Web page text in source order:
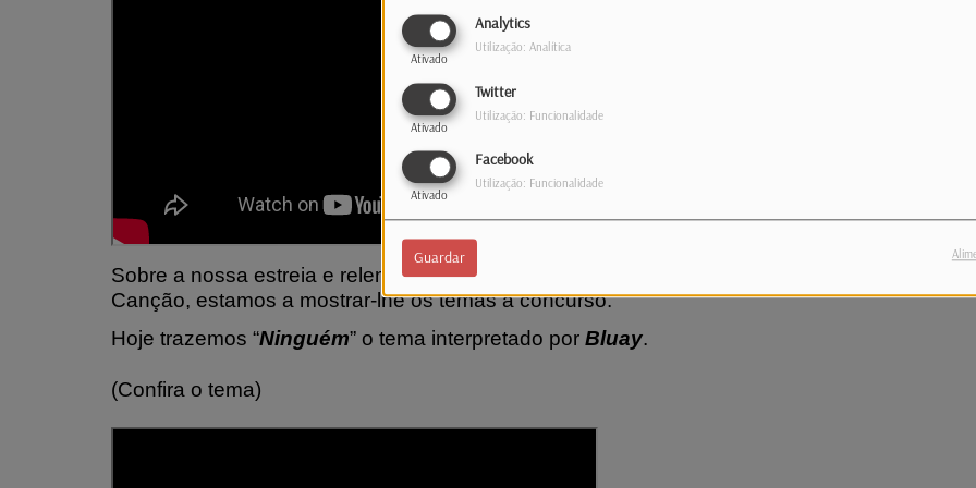
Analytics
Ativado
Utilização: Analítica
Twitter
Ativado
Utilização: Funcionalidade
Facebook
Ativado
Utilização: Funcionalidade
Guardar
Sobre a nossa estreia e relembrando que, na eminência de mais um Festival da
Canção, estamos a mostrar-lhe os temas a concurso.
Hoje trazemos “Ninguém” o tema interpretado por Bluay.
(Confira o tema)